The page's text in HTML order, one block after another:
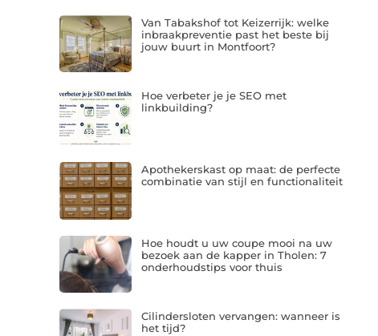
Van Tabakshof tot Keizerrijk: welke
inbraakpreventie past het beste bij
jouw buurt in Montfoort?
Hoe verbeter je je SEO met
linkbuilding?
Apothekerskast op maat: de perfecte
combinatie van stijl en functionaliteit
Hoe houdt u uw coupe mooi na uw
bezoek aan de kapper in Tholen: 7
onderhoudstips voor thuis
Cilindersloten vervangen: wanneer is
het tijd?